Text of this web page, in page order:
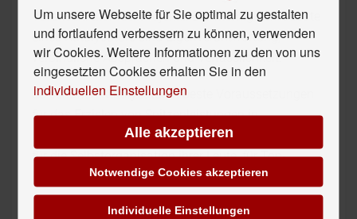
Voranschreiten der Projekte. Die wichtigsten Gebote
eines Katalysators sind Eigenverantwortung,
verbindliche Absprachen und Verlässlichkeit.
So schaffen Katalysatoren beste Voraussetzungen
für das Erzielen von Spitzenleistungen in
Hochleistungsteams. Sie legen eine perfekte Basis
für die Selbstorganisation ihrer Leute, für Top-
Performance und wirtschaftlichen Erfolg.
Um unsere Webseite für Sie optimal zu gestalten
und fortlaufend verbessern zu können, verwenden
wir Cookies. Weitere Informationen zu den von uns
eingesetzten Cookies erhalten Sie in den
individuellen Einstellungen
Alle akzeptieren
Notwendige Cookies akzeptieren
Individuelle Einstellungen